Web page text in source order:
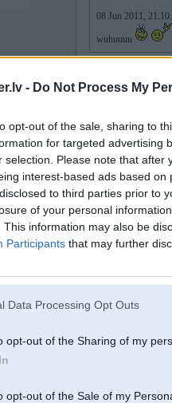
- Do Not Process My
opt-out of the sale, sharing to
for targeted advertising
selection. Please note that
interest-based ads based
to third parties prior to
of your personal
This information may also be
Participants that may further
Data Processing Opt Outs
opt-out of the Sharing of my
opt-out of the Sale of my
pakaļu
08 Jun 2011,
wuhuuuu
Tu par kafiju vai bikinii?
par 10% atlaidi
08. Jun 2011, 21:15
Gribēju ieķert pāris lētus
Uztaisa kāds
[ Šo ziņu laboja dzhonsons,